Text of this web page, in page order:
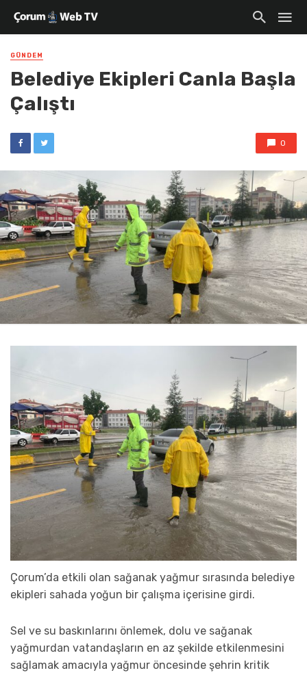
GÜNDEM
Belediye Ekipleri Canla Başla
Çalıştı
0
Çorum’da etkili olan sağanak yağmur sırasında belediye
ekipleri sahada yoğun bir çalışma içerisine girdi.
Sel ve su baskınlarını önlemek, dolu ve sağanak
yağmurdan vatandaşların en az şekilde etkilenmesini
sağlamak amacıyla yağmur öncesinde şehrin kritik